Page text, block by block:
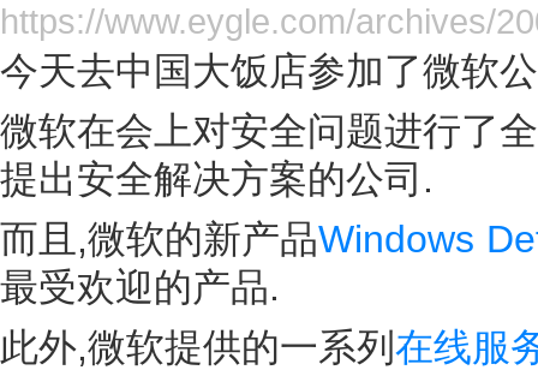
https://www.eygle.com/archives/
今天去中国大饭店参加了微软
微软在会上对安全问题进行了
提出安全解决方案的公司.
而且,微软的新产品Windows
最受欢迎的产品.
此外,微软提供的一系列 在线服